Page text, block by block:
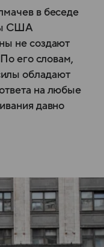
в беседе
США
не создают
его словам,
обладают
на любые
давно